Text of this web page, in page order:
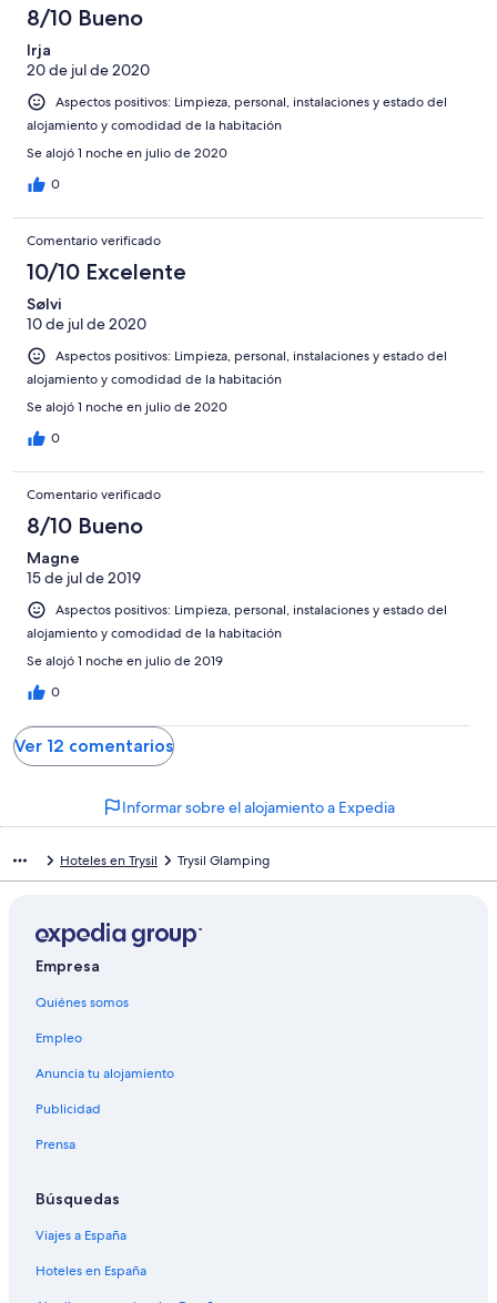
8/10 Bueno
Irja
20 de jul de 2020
Aspectos positivos: Limpieza, personal, instalaciones y estado del
alojamiento y comodidad de la habitación
Se alojó 1 noche en julio de 2020
0
Comentario verificado
10/10 Excelente
Sølvi
10 de jul de 2020
Aspectos positivos: Limpieza, personal, instalaciones y estado del
alojamiento y comodidad de la habitación
Se alojó 1 noche en julio de 2020
0
Comentario verificado
8/10 Bueno
Magne
15 de jul de 2019
Aspectos positivos: Limpieza, personal, instalaciones y estado del
alojamiento y comodidad de la habitación
Se alojó 1 noche en julio de 2019
0
Ver 12 comentarios
Informar sobre el alojamiento a Expedia
Hoteles en Trysil Trysil Glamping
Empresa
Quiénes somos
Empleo
Anuncia tu alojamiento
Publicidad
Prensa
Búsquedas
Viajes a España
Hoteles en España